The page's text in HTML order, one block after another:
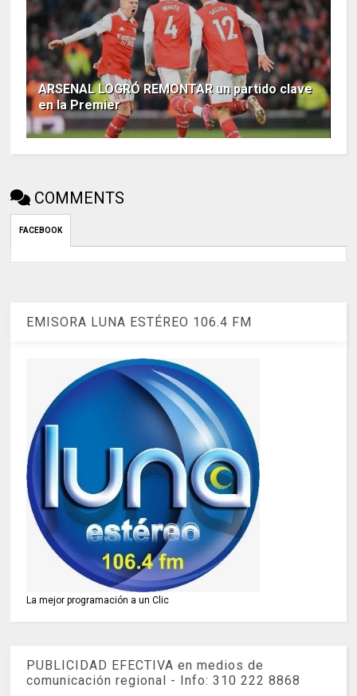
ARSENAL LOGRÓ REMONTAR un partido clave
en la Premier
COMMENTS
FACEBOOK
EMISORA LUNA ESTÉREO 106.4 FM
La mejor programación a un Clic
PUBLICIDAD EFECTIVA en medios de
comunicación regional - Info: 310 222 8868